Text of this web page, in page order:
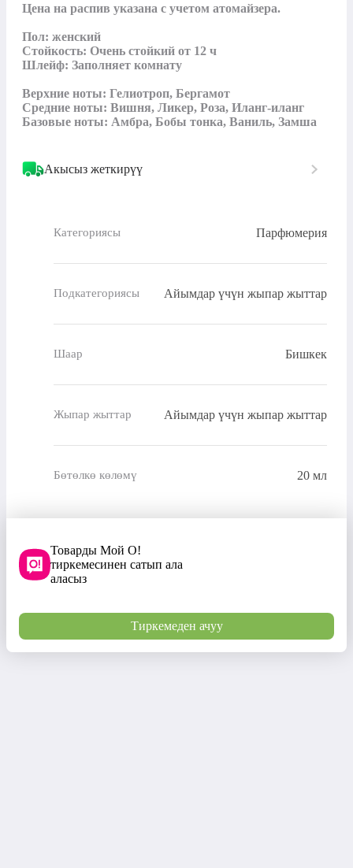
Цена на распив указана с учетом атомайзера.
Пол: женский
Стойкость: Очень стойкий от 12 ч
Шлейф: Заполняет комнату
Верхние ноты: Гелиотроп, Бергамот
Средние ноты: Вишня, Ликер, Роза, Иланг-иланг
Базовые ноты: Амбра, Бобы тонка, Ваниль, Замша
Акысыз жеткирүү
Категориясы Парфюмерия
Подкатегориясы Айымдар үчүн жыпар жыттар
Шаар Бишкек
Жыпар жыттар Айымдар үчүн жыпар жыттар
Бөтөлкө көлөмү 20 мл
Товарды Мой О!
тиркемесинен сатып ала
аласыз
Тиркемеден ачуу